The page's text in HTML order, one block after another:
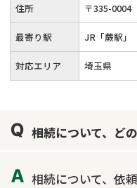
相続トラブル
住所 〒335-0004
最寄り駅 JR「蕨駅」
対応エリア 埼玉県
相続について、ど
相続について、依